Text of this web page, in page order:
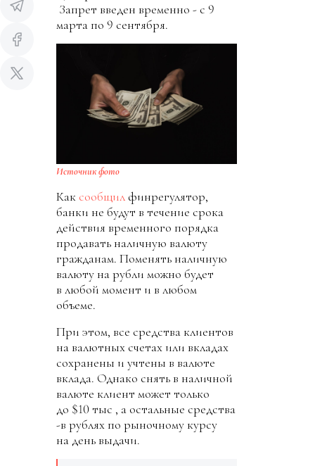
Запрет введен временно - с 9
марта по 9 сентября.
Источник фото
Как сообщил финрегулятор,
банки не будут в течение срока
действия временного порядка
продавать наличную валюту
гражданам. Поменять наличную
валюту на рубли можно будет
в любой момент и в любом
объеме.
При этом, все средства клиентов
на валютных счетах или вкладах
сохранены и учтены в валюте
вклада. Однако снять в наличной
валюте клиент может только
до $10 тыс , а остальные средства
-в рублях по рыночному курсу
на день выдачи.